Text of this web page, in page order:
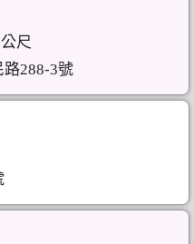
尺
288-3號